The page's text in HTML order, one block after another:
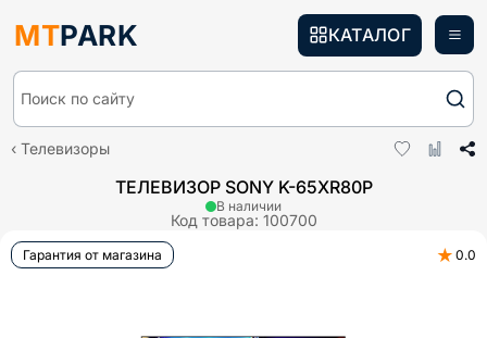
MTPARK
Поиск по сайту
КАТАЛОГ
Телевизоры
ТЕЛЕВИЗОР SONY K-65XR80P
Код товара: 100700
В наличии
Гарантия от магазина ★ 0.0